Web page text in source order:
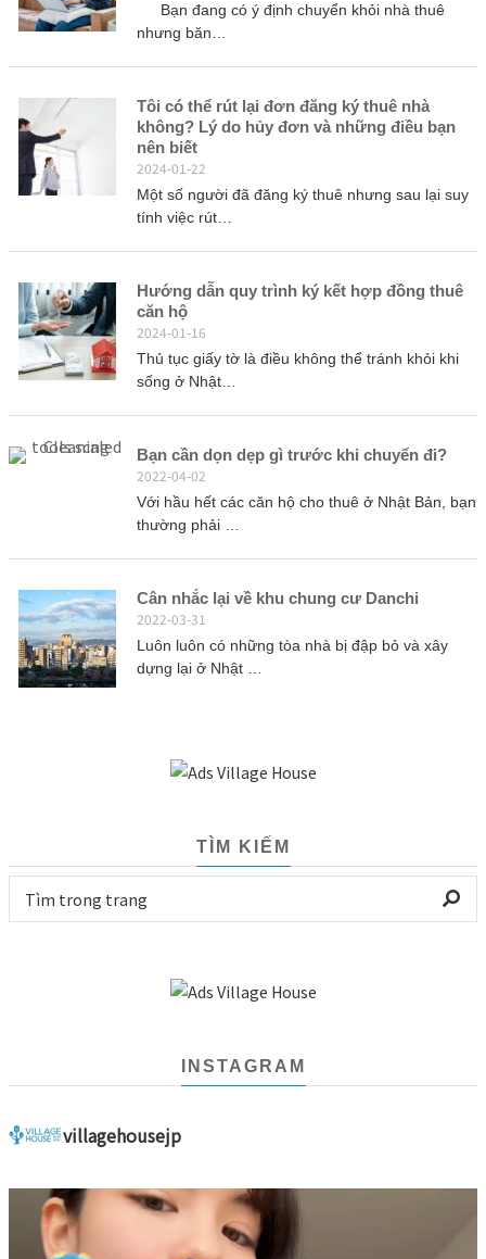
Bạn đang có ý định chuyển khỏi nhà thuê
nhưng băn…
Tôi có thể rút lại đơn đăng ký thuê nhà
không? Lý do hủy đơn và những điều bạn
nên biết
2024-01-22
Một số người đã đăng ký thuê nhưng sau lại suy
tính việc rút…
Hướng dẫn quy trình ký kết hợp đồng thuê
căn hộ
2024-01-16
Thủ tục giấy tờ là điều không thể tránh khỏi khi
sống ở Nhật…
Bạn cần dọn dẹp gì trước khi chuyển đi?
2022-04-02
Với hầu hết các căn hộ cho thuê ở Nhật Bản, bạn
thường phải …
Cân nhắc lại về khu chung cư Danchi
2022-03-31
Luôn luôn có những tòa nhà bị đập bỏ và xây
dựng lại ở Nhật …
TÌM KIẾM
INSTAGRAM
villagehousejp